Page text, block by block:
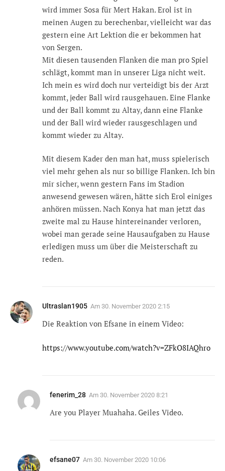
wird immer Sosa für Mert Hakan. Erol ist in
meinen Augen zu berechenbar, vielleicht war das
gestern eine Art Lektion die er bekommen hat
von Sergen.
Mit diesen tausenden Flanken die man pro Spiel
schlägt, kommt man in unserer Liga nicht weit.
Ich mein es wird doch nur verteidigt bis der Arzt
kommt, jeder Ball wird rausgehauen. Eine Flanke
und der Ball kommt zu Altay, dann eine Flanke
und der Ball wird wieder rausgeschlagen und
kommt wieder zu Altay.
Mit diesem Kader den man hat, muss spielerisch
viel mehr gehen als nur so billige Flanken. Ich bin
mir sicher, wenn gestern Fans im Stadion
anwesend gewesen wären, hätte sich Erol einiges
anhören müssen. Nach Konya hat man jetzt das
zweite mal zu Hause hintereinander verloren,
wobei man gerade seine Hausaufgaben zu Hause
erledigen muss um über die Meisterschaft zu
reden.
Ultraslan1905 Am 30. November 2020 2:15
Die Reaktion von Efsane in einem Video:
https://www.youtube.com/watch?v=ZFkO8IAQhro
fenerim_28 Am 30. November 2020 8:21
Are you Player Muahaha. Geiles Video.
efsane07 Am 30. November 2020 10:06